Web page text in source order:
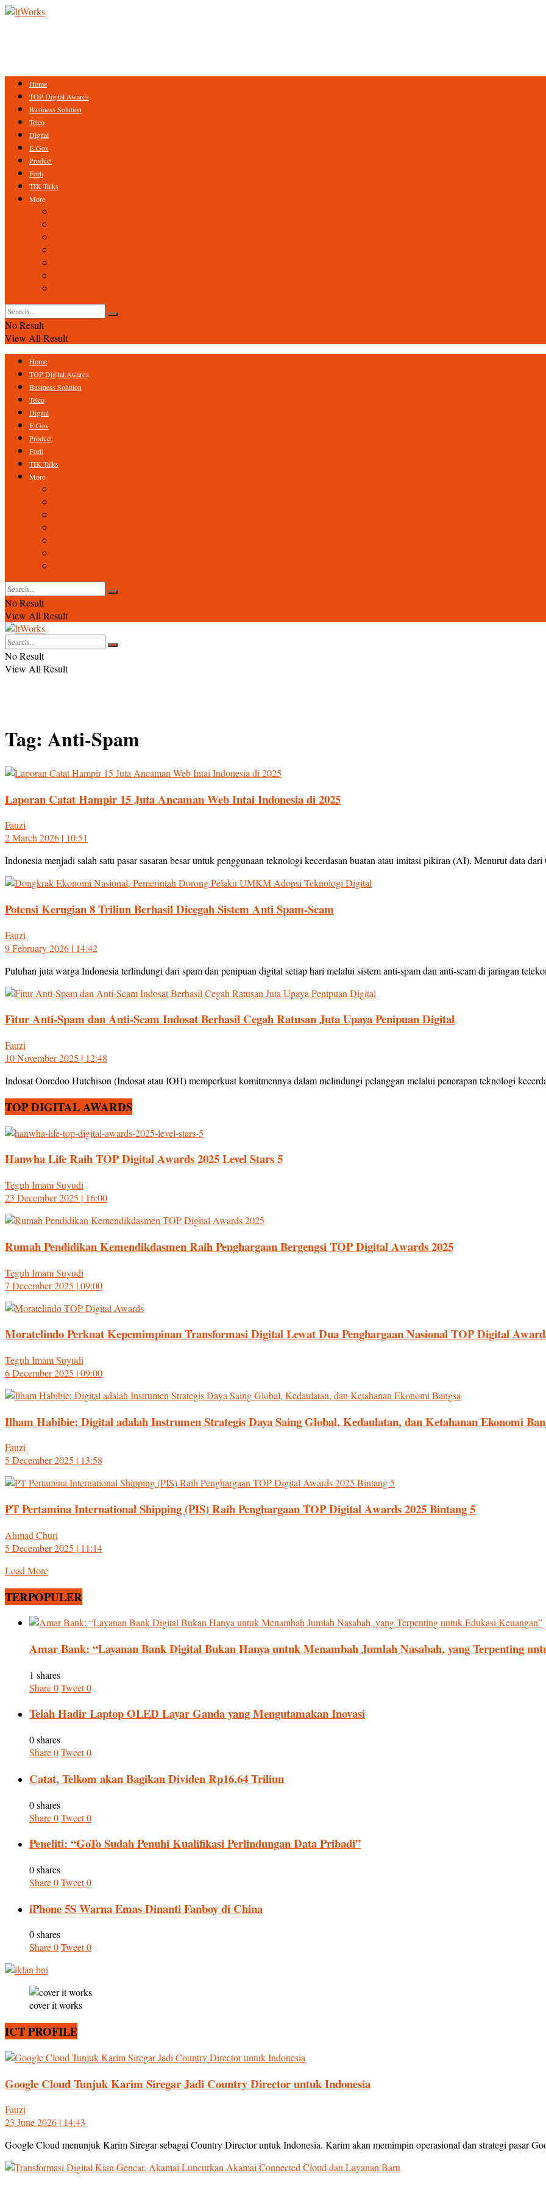
Home
TOP Digital Awards
Business Solution
Telco
Digital
E-Gov
Product
Forti
TIK Talks
More
No Result
View All Result
Home
TOP Digital Awards
Business Solution
Telco
Digital
E-Gov
Product
Forti
TIK Talks
More
No Result
View All Result
No Result
View All Result
Tag: Anti-Spam
Laporan Catat Hampir 15 Juta Ancaman Web Intai Indonesia di 2025
Fauzi
2 March 2026 | 10:51
Indonesia menjadi salah satu pasar sasaran besar untuk penggunaan teknologi kecerdasan buatan atau imitasi pikiran (AI). Menurut data
Potensi Kerugian 8 Triliun Berhasil Dicegah Sistem Anti Spam-Scam
Fauzi
9 February 2026 | 14:42
Puluhan juta warga Indonesia terlindungi dari spam dan penipuan digital setiap hari melalui sistem anti-spam dan anti-scam di jaringan
Fitur Anti-Spam dan Anti-Scam Indosat Berhasil Cegah Ratusan Juta Upaya Penipuan Digital
Fauzi
10 November 2025 | 12:48
Indosat Ooredoo Hutchison (Indosat atau IOH) memperkuat komitmennya dalam melindungi pelanggan melalui penerapan teknologi
TOP DIGITAL AWARDS
Hanwha Life Raih TOP Digital Awards 2025 Level Stars 5
Teguh Imam Suyudi
23 December 2025 | 16:00
Rumah Pendidikan Kemendikdasmen Raih Penghargaan Bergengsi TOP Digital Awards 2025
Teguh Imam Suyudi
7 December 2025 | 09:00
Moratelindo Perkuat Kepemimpinan Transformasi Digital Lewat Dua Penghargaan Nasional TOP Digital
Teguh Imam Suyudi
6 December 2025 | 09:00
Ilham Habibie: Digital adalah Instrumen Strategis Daya Saing Global, Kedaulatan, dan Ketahanan Ekonomi
Fauzi
5 December 2025 | 13:58
PT Pertamina International Shipping (PIS) Raih Penghargaan TOP Digital Awards 2025 Bintang 5
Ahmad Churi
5 December 2025 | 11:14
Load More
TERPOPULER
Amar Bank: “Layanan Bank Digital Bukan Hanya untuk Menambah Jumlah Nasabah, yang Terpenting
1 shares
Share0Tweet0
Telah Hadir Laptop OLED Layar Ganda yang Mengutamakan Inovasi
0 shares
Share0Tweet0
Catat, Telkom akan Bagikan Dividen Rp16,64 Triliun
0 shares
Share0Tweet0
Peneliti: “GoTo Sudah Penuhi Kualifikasi Perlindungan Data Pribadi”
0 shares
Share0Tweet0
iPhone 5S Warna Emas Dinanti Fanboy di China
0 shares
Share0Tweet0
cover it works
ICT PROFILE
Google Cloud Tunjuk Karim Siregar Jadi Country Director untuk Indonesia
Fauzi
23 June 2026 | 14:43
Google Cloud menunjuk Karim Siregar sebagai Country Director untuk Indonesia. Karim akan memimpin operasional dan strategi pasar